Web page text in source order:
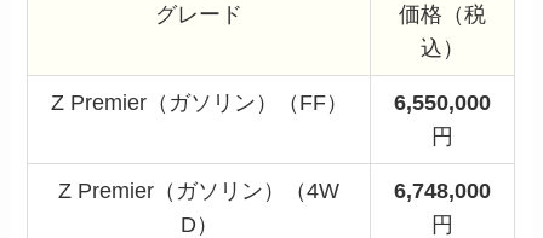
グレード
価格（税
込）
Z Premier（ガソリン）（FF）
6,550,000
円
Z Premier（ガソリン）（4W
D）
6,748,000
円